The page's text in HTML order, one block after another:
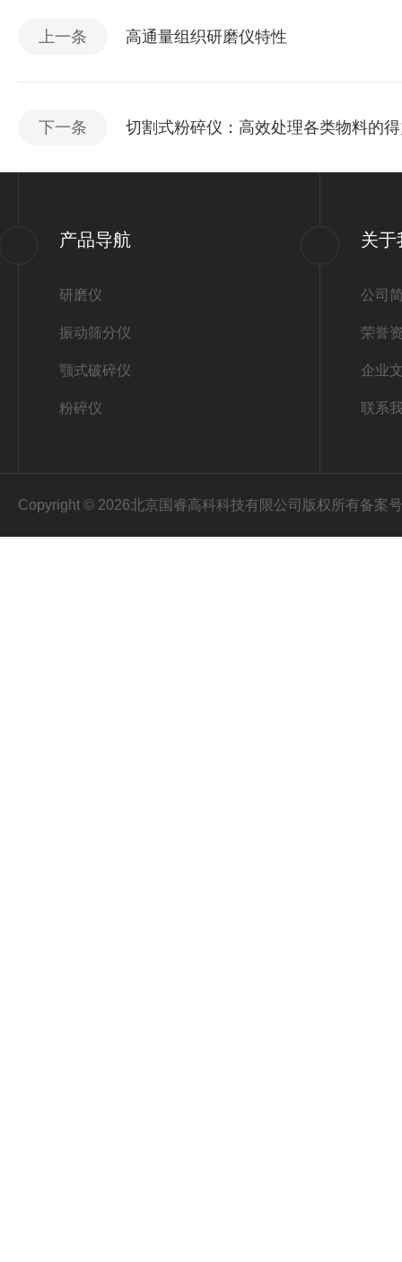
上一条 高通量组织研磨仪特性
下一条 切割式粉碎仪：高效处理各类物料的
产品导航
研磨仪
振动筛分仪
颚式破碎仪
粉碎仪
关于
公司
荣誉
企业
联系
Copyright © 2026北京国睿高科科技有限公司版权所有备案